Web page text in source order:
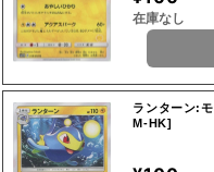
在庫なし
ランターン:
M-HK]